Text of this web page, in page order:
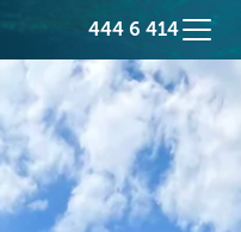
444 6 414